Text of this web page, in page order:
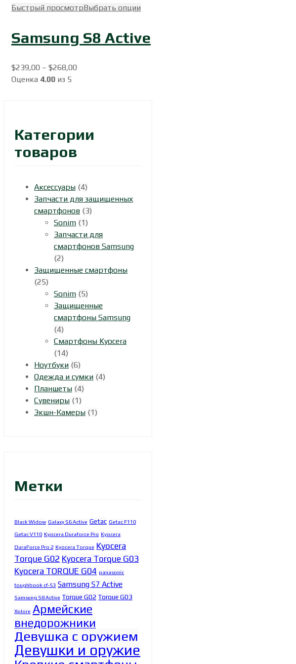
Быстрый просмотрВыбрать опции
Samsung S8 Active
$239,00 – $268,00
Оценка 4.00 из 5
Категории
товаров
Аксессуары (4)
Запчасти для защищенных
смартфонов (3)
Sonim (1)
Запчасти для
смартфонов Samsung
(2)
Защищенные смартфоны
(25)
Sonim (5)
Защищенные
смартфоны Samsung
(4)
Смартфоны Kyocera
(14)
Ноутбуки (6)
Одежда и сумки (4)
Планшеты (4)
Сувениры (1)
Экшн-Камеры (1)
Метки
Black Widow Galaxy S6 Active Getac Getac F110
Getac V110 Kyocera Duraforce Pro Kyocera
DuraForce Pro 2 Kyocera Torque Kyocera
Torque G02 Kyocera Torque G03
Kyocera TORQUE G04 panasonic
toughbook cf-53 Samsung S7 Active
Samsung S8 Active Torque G02 Torque G03
Xplore Армейские
внедорожники
Девушка с оружием
Девушки и оружие